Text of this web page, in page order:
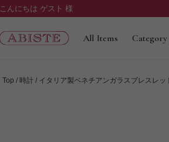
こんにちは ゲスト 様
All Items Category
Top 時計 イタリア製ベネチアンガラスブレスレッ